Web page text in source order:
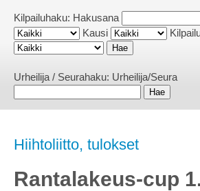
Kilpailuhaku: Hakusana
Kausi
Urheilija / Seurahaku: Urheilija/Seura
Hiihtoliitto, tulokset
Rantalakeus-cup